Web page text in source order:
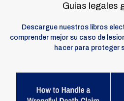
Guías legales
Descargue nuestros libros
comprender mejor su caso de
hacer para proteger